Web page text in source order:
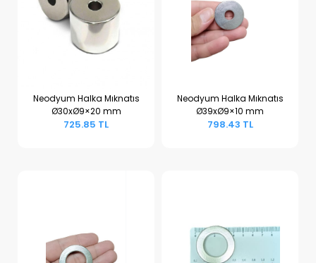
Sepete Ekle
Neodyum Halka Mıknatıs
Ø30xØ9×20 mm
725.85 TL
Sepete Ekle
Neodyum Halka Mıknatıs
Ø39xØ9×10 mm
798.43 TL